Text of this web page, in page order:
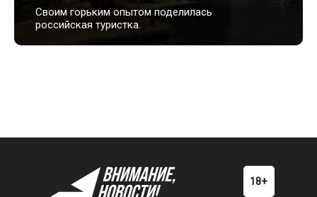
Своим горьким опытом поделилась
российская туристка.